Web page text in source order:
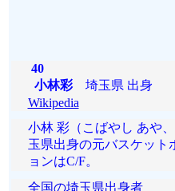
40
小林彩埼玉県 出身
Wikipedia
小林 彩（こばやし あや
玉県出身の元バスケット
ョンはC/F。
全国の埼玉県出身者